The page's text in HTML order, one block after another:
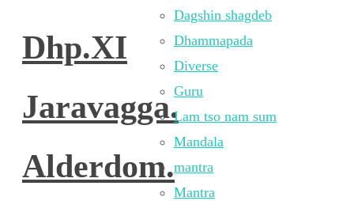
Dhp.XI
Jaravagga.
Alderdom.
Dagshin shagdeb
Dhammapada
Diverse
Guru
Lam tso nam sum
Mandala
mantra
Mantra